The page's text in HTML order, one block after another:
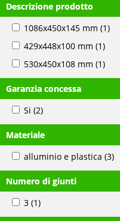
Descrizione prodotto
1086x450x145 mm (1)
429x448x100 mm (1)
530x450x108 mm (1)
Garanzia concessa
Si (2)
Materiale
alluminio e plastica (3)
Numero di giunti
3 (1)